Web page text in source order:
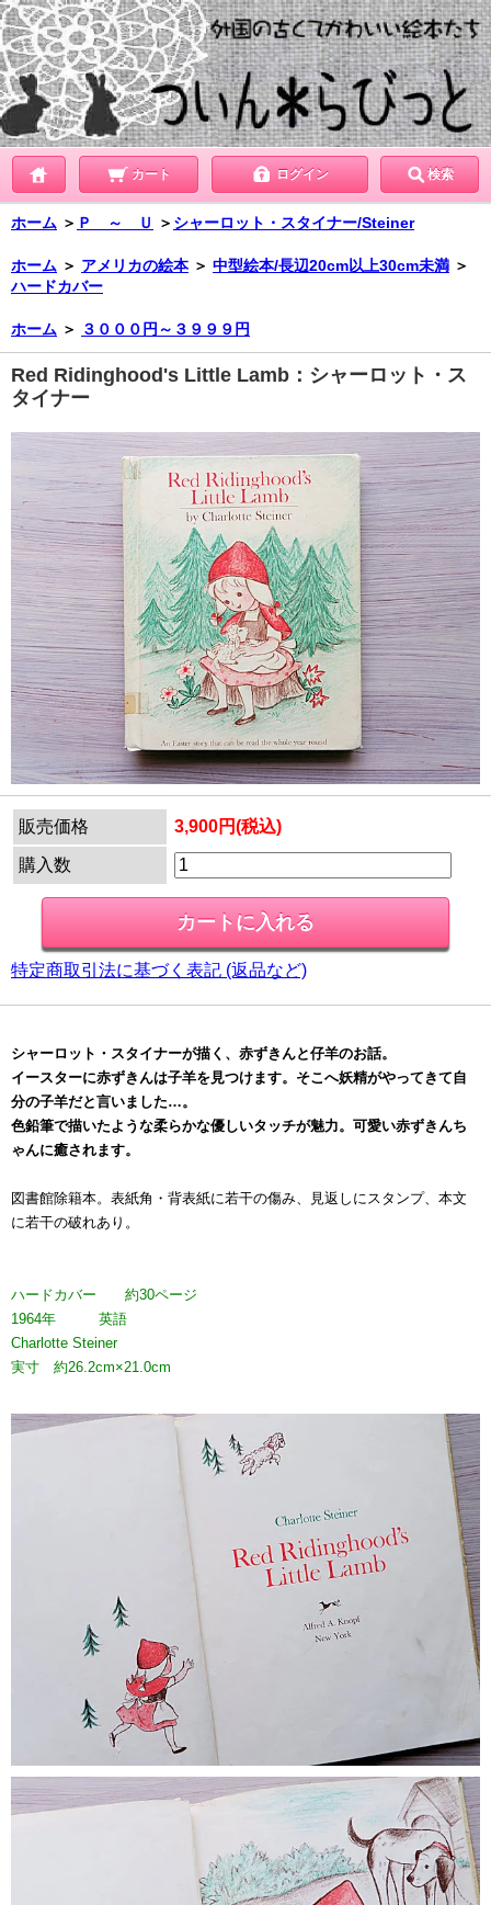
カート ログイン 検索
ホーム ＞ Ｐ ～ Ｕ ＞ シャーロット・スタイナー/Steiner
ホーム ＞ アメリカの絵本 ＞ 中型絵本/長辺20cm以上30cm未満 ＞
ハードカバー
ホーム ＞ ３０００円～３９９９円
Red Ridinghood's Little Lamb：シャーロット・ス
タイナー
販売価格 3,900円(税込)
購入数
特定商取引法に基づく表記 (返品など)
シャーロット・スタイナーが描く、赤ずきんと仔羊のお話。
イースターに赤ずきんは子羊を見つけます。そこへ妖精がやってきて自
分の子羊だと言いました…。
色鉛筆で描いたような柔らかな優しいタッチが魅力。可愛い赤ずきんち
ゃんに癒されます。
図書館除籍本。表紙角・背表紙に若干の傷み、見返しにスタンプ、本文
に若干の破れあり。
ハードカバー 約30ページ
1964年 英語
Charlotte Steiner
実寸 約26.2cm×21.0cm